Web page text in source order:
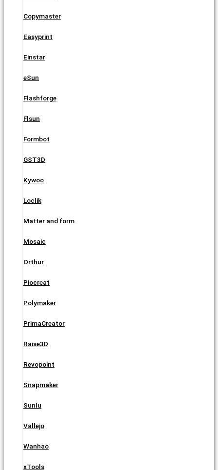
Copymaster
Easyprint
Einstar
eSun
Flashforge
Flsun
Formbot
GST3D
Kywoo
Loclik
Matter and form
Mosaic
Orthur
Piocreat
Polymaker
PrimaCreator
Raise3D
Revopoint
Snapmaker
Sunlu
Vallejo
Wanhao
xTools